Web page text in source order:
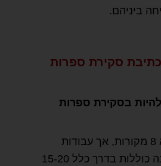
ביניהם.
סקירת ספרות
בסקירת ספרות
המינימום המקובל הוא 8 מקורות, אך עבודות
סמינריוניות ברמה טובה כוללות בדרך כלל 15-20